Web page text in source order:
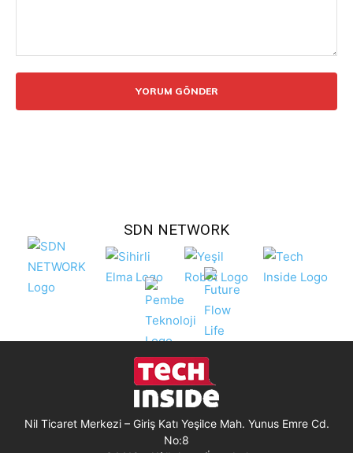
SDN NETWORK
Nil Ticaret Merkezi – Giriş Katı Yeşilce Mah. Yunus Emre Cd.
No:8